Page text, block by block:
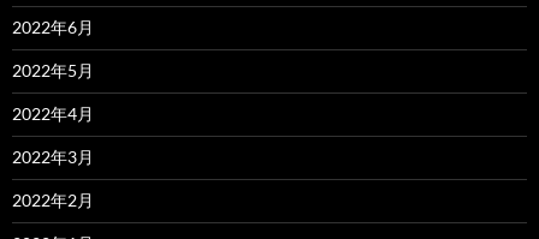
2022年6月
2022年5月
2022年4月
2022年3月
2022年2月